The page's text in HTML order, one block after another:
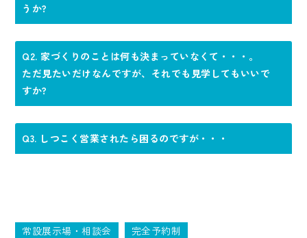
うか?
Q2. 家づくりのことは何も決まっていなくて・・・。
ただ見たいだけなんですが、それでも見学してもいいで
すか?
Q3. しつこく営業されたら困るのですが・・・
常設展示場・相談会 完全予約制